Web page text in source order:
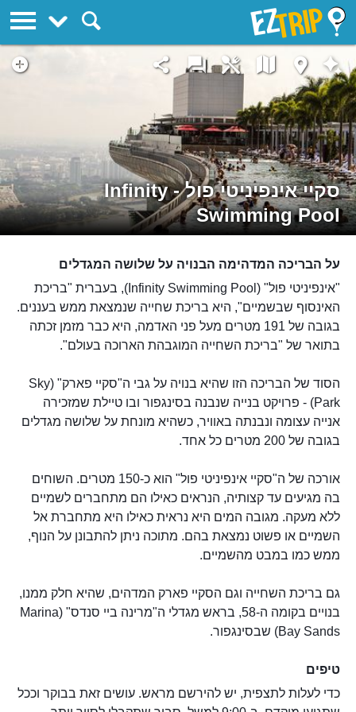
סקיי אינפיניטי פול - Infinity
Swimming Pool
על הבריכה המדהימה הבנויה על שלושה המגדלים
"אינפיניטי פול" (Infinity Swimming Pool), בעברית "בריכת
האינסוף שבשמיים", היא בריכת שחייה שנמצאת ממש בעננים.
בגובה של 191 מטרים מעל פני האדמה, היא כבר מזמן זכתה
בתואר של "בריכת השחייה המוגבהת הארוכה בעולם".
הסוד של הבריכה הזו שהיא בנויה על גבי ה"סקיי פארק" (Sky
Park) - פרויקט בנייה שנבנה בסינגפור ובו טיילת שמזכירה
אנייה עצומה ונבנתה באוויר, כשהיא מונחת על שלושה מגדלים
בגובה של 200 מטרים כל אחד.
אורכה של ה"סקיי אינפיניטי פול" הוא כ-150 מטרים. השוחים
בה מגיעים עד קצותיה, הנראים כאילו הם מתחברים לשמיים
ללא מעקה. מגובה המים היא נראית כאילו היא מתחברת אל
השמיים או פשוט נמצאת בהם. מתוכה ניתן להתבונן על הנוף,
ממש כמו במבט מהשמיים.
גם בריכת השחייה וגם הסקיי פארק המדהים, שהיא חלק ממנו,
בנויים בקומה ה-58, בראש מגדלי ה"מרינה ביי סנדס" (Marina
Bay Sands) שבסינגפור.
טיפים
כדי לעלות לתצפית, יש להירשם מראש. עושים זאת בבוקר וככל
EZTrip